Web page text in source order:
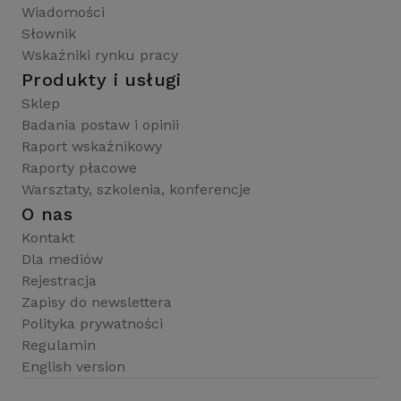
Wiadomości
Słownik
Wskaźniki rynku pracy
Produkty i usługi
Sklep
Badania postaw i opinii
Raport wskaźnikowy
Raporty płacowe
Warsztaty, szkolenia, konferencje
O nas
Kontakt
Dla mediów
Rejestracja
Zapisy do newslettera
Polityka prywatności
Regulamin
English version